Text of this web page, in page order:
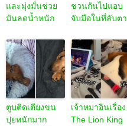
และมุ่งมั่นช่วย
มันลดน้ำหนัก
ชวนกันไปแอบ
จับมือในที่ลับตา
ตูบติดเตียงขน
ปุยหนักมาก
เจ้าหมาอินเรื่อง
The Lion King